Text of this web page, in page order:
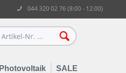
044 320 02 76 (8:00 - 12:00)
Photovoltaik SALE